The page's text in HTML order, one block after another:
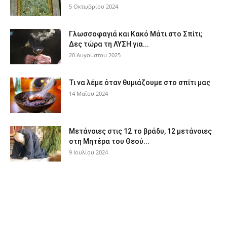
5 Οκτωβρίου 2024
Γλωσσοφαγιά και Κακό Μάτι στο Σπίτι;
Δες τώρα τη ΛΥΣΗ για...
20 Αυγούστου 2025
Τι να λέμε όταν θυμιάζουμε στο σπίτι μας
14 Μαΐου 2024
Μετάνοιες στις 12 το βράδυ, 12 μετάνοιες
στη Μητέρα του Θεού...
9 Ιουλίου 2024